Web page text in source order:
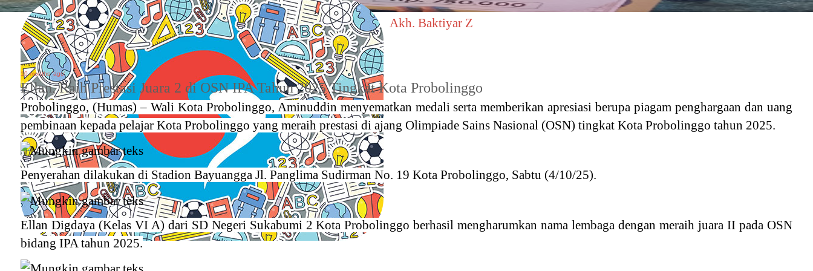
Akh. Baktiyar Z
10 months 'ago'
Ellan, Raih Prestasi Juara 2 di OSN IPA Tahun 2025 Tingkat Kota Probolinggo
Probolinggo, (Humas)– Wali Kota Probolinggo, Aminuddin menyematkan medali serta memberikan apresiasi berupa piagam penghargaan dan uang
pembinaan kepada pelajar Kota Probolinggo yang meraih prestasi di ajang Olimpiade Sains Nasional (OSN) tingkat Kota Probolinggo tahun 2025.
Penyerahan dilakukan di Stadion Bayuangga Jl. Panglima Sudirman No. 19 Kota Probolinggo, Sabtu (4/10/25).
Ellan Digdaya (Kelas VI A) dari SD Negeri Sukabumi 2 Kota Probolinggo berhasil mengharumkan nama lembaga dengan meraih juara II pada OSN
bidang IPA tahun 2025.